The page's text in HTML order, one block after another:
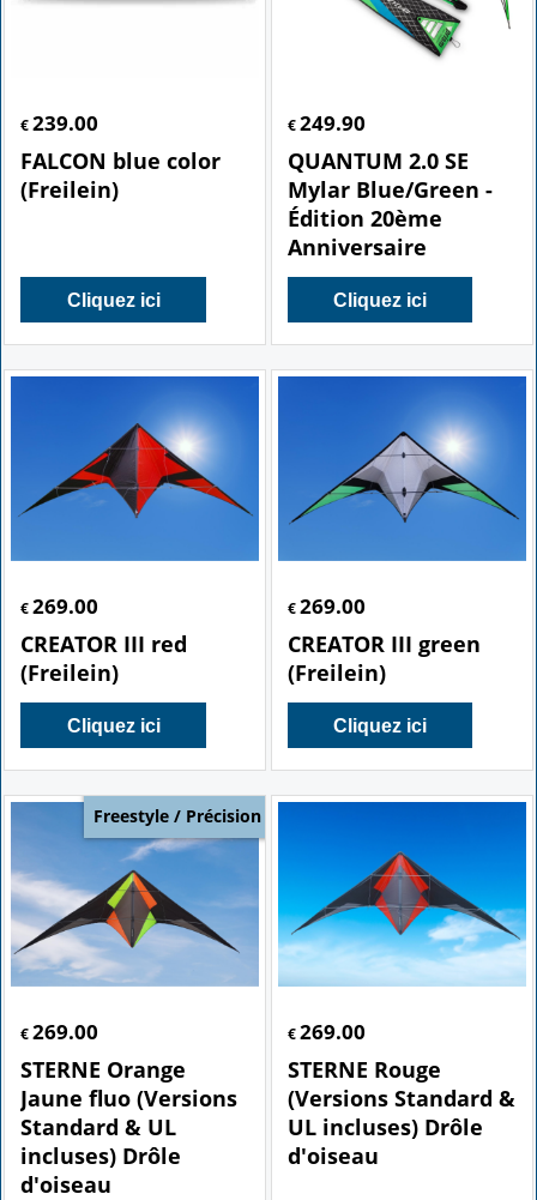
€ 239.00
FALCON blue color
(Freilein)
Cliquez ici
€249.90
QUANTUM 2.0 SE
Mylar Blue/Green -
Édition 20ème
Anniversaire
Cliquez ici
€ 269.00
CREATOR III red
(Freilein)
Cliquez ici
€269.00
CREATOR III green
(Freilein)
Cliquez ici
Freestyle / Précision
€ 269.00
STERNE Orange
Jaune fluo (Versions
Standard & UL
incluses) Drôle
d'oiseau
€269.00
STERNE Rouge
(Versions Standard &
UL incluses) Drôle
d'oiseau